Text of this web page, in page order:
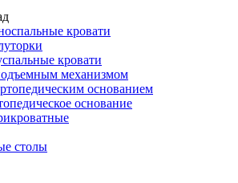
кровати
кровати
механизмом
основанием
основание
столы